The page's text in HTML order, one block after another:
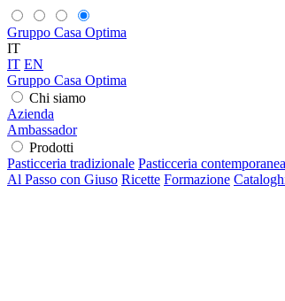
Gruppo Casa Optima
IT
IT EN
Gruppo Casa Optima
Chi siamo
Azienda
Ambassador
Prodotti
Pasticceria tradizionale Pasticceria contemporanea
Al Passo con Giuso Ricette Formazione